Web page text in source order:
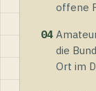
offene
04
die
Ort im